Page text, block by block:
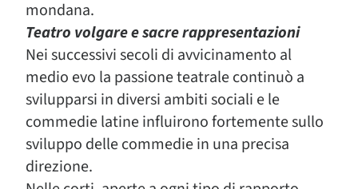
mondana.
Teatro volgare e sacre rappresentazioni
Nei successivi secoli di avvicinamento al
medio evo la passione teatrale continuò a
svilupparsi in diversi ambiti sociali e le
commedie latine influirono fortemente sullo
sviluppo delle commedie in una precisa
direzione.